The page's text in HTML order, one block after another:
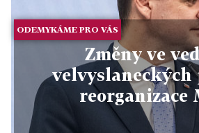
ODEMYKÁME PRO VÁS
Změny ve
velvyslaneckých
reorganizace